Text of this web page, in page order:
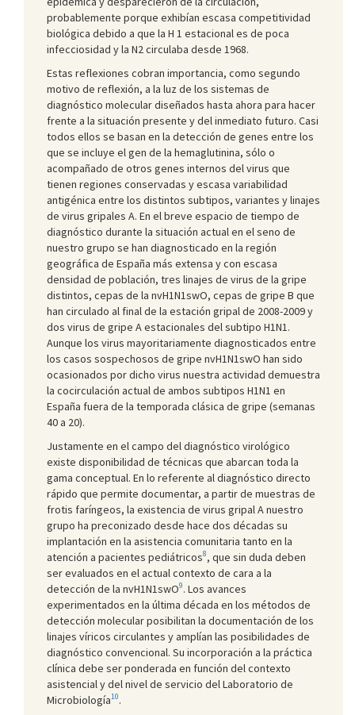
probablemente porque exhibían escasa competitividad
biológica debido a que la H 1 estacional es de poca
infecciosidad y la N2 circulaba desde 1968.
Estas reflexiones cobran importancia, como segundo
motivo de reflexión, a la luz de los sistemas de
diagnóstico molecular diseñados hasta ahora para hacer
frente a la situación presente y del inmediato futuro. Casi
todos ellos se basan en la detección de genes entre los
que se incluye el gen de la hemaglutinina, sólo o
acompañado de otros genes internos del virus que
tienen regiones conservadas y escasa variabilidad
antigénica entre los distintos subtipos, variantes y linajes
de virus gripales A. En el breve espacio de tiempo de
diagnóstico durante la situación actual en el seno de
nuestro grupo se han diagnosticado en la región
geográfica de España más extensa y con escasa
densidad de población, tres linajes de virus de la gripe
distintos, cepas de la nvH1N1swO, cepas de gripe B que
han circulado al final de la estación gripal de 2008-2009 y
dos virus de gripe A estacionales del subtipo H1N1.
Aunque los virus mayoritariamente diagnosticados entre
los casos sospechosos de gripe nvH1N1swO han sido
ocasionados por dicho virus nuestra actividad demuestra
la cocirculación actual de ambos subtipos H1N1 en
España fuera de la temporada clásica de gripe (semanas
40 a 20).
Justamente en el campo del diagnóstico virológico
existe disponibilidad de técnicas que abarcan toda la
gama conceptual. En lo referente al diagnóstico directo
rápido que permite documentar, a partir de muestras de
frotis faríngeos, la existencia de virus gripal A nuestro
grupo ha preconizado desde hace dos décadas su
implantación en la asistencia comunitaria tanto en la
atención a pacientes pediátricos8, que sin duda deben
ser evaluados en el actual contexto de cara a la
detección de la nvH1N1swO9. Los avances
experimentados en la última década en los métodos de
detección molecular posibilitan la documentación de los
linajes víricos circulantes y amplían las posibilidades de
diagnóstico convencional. Su incorporación a la práctica
clínica debe ser ponderada en función del contexto
asistencial y del nivel de servicio del Laboratorio de
Microbiología10.